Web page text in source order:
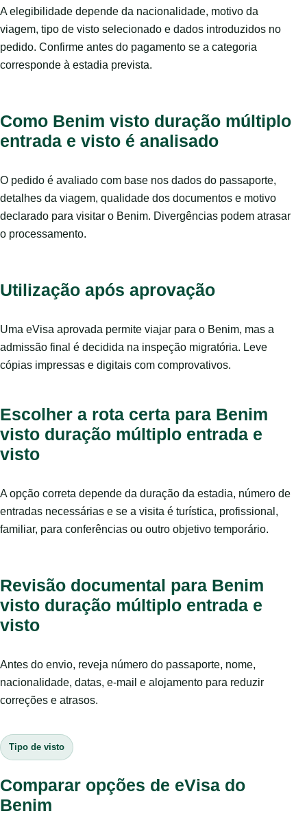
A elegibilidade depende da nacionalidade, motivo da
viagem, tipo de visto selecionado e dados introduzidos no
pedido. Confirme antes do pagamento se a categoria
corresponde à estadia prevista.
Como Benim visto duração múltiplo
entrada e visto é analisado
O pedido é avaliado com base nos dados do passaporte,
detalhes da viagem, qualidade dos documentos e motivo
declarado para visitar o Benim. Divergências podem atrasar
o processamento.
Utilização após aprovação
Uma eVisa aprovada permite viajar para o Benim, mas a
admissão final é decidida na inspeção migratória. Leve
cópias impressas e digitais com comprovativos.
Escolher a rota certa para Benim
visto duração múltiplo entrada e
visto
A opção correta depende da duração da estadia, número de
entradas necessárias e se a visita é turística, profissional,
familiar, para conferências ou outro objetivo temporário.
Revisão documental para Benim
visto duração múltiplo entrada e
visto
Antes do envio, reveja número do passaporte, nome,
nacionalidade, datas, e-mail e alojamento para reduzir
correções e atrasos.
Tipo de visto
Comparar opções de eVisa do
Benim